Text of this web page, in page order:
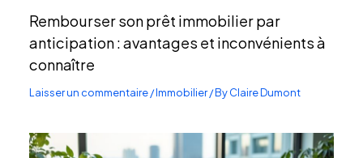
Rembourser son prêt immobilier par
anticipation : avantages et inconvénients à
connaître
Laisser un commentaire/Immobilier/ ByClaire Dumont